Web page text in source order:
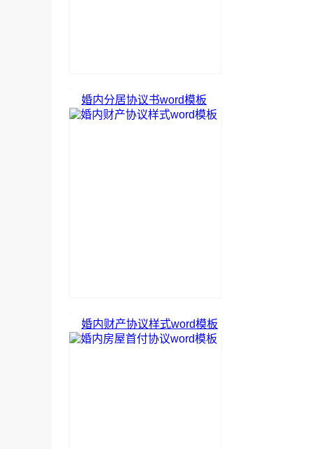
婚内分居协议书word模板
婚内财产协议样式word模板